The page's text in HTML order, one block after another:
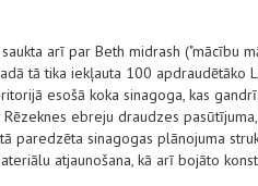
arī par Beth midrash ("mācību
tā tika iekļauta 100 apdraudētāko
esošā koka sinagoga, kas
ebreju draudzes
paredzēta sinagogas plānojuma
atjaunošana, kā arī bojāto